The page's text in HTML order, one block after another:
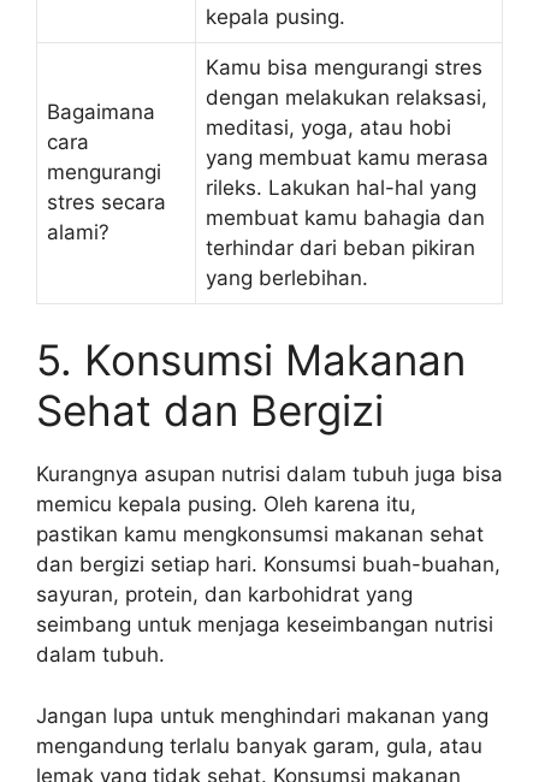
kepala pusing.
Bagaimana
cara
mengurangi
stres secara
alami?
Kamu bisa mengurangi stres
dengan melakukan relaksasi,
meditasi, yoga, atau hobi
yang membuat kamu merasa
rileks. Lakukan hal-hal yang
membuat kamu bahagia dan
terhindar dari beban pikiran
yang berlebihan.
5. Konsumsi Makanan
Sehat dan Bergizi
Kurangnya asupan nutrisi dalam tubuh juga bisa
memicu kepala pusing. Oleh karena itu,
pastikan kamu mengkonsumsi makanan sehat
dan bergizi setiap hari. Konsumsi buah-buahan,
sayuran, protein, dan karbohidrat yang
seimbang untuk menjaga keseimbangan nutrisi
dalam tubuh.
Jangan lupa untuk menghindari makanan yang
mengandung terlalu banyak garam, gula, atau
lemak yang tidak sehat. Konsumsi makanan